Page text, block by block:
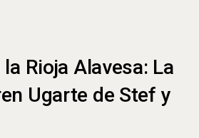
Rioja Alavesa: La
Ugarte de Stef y